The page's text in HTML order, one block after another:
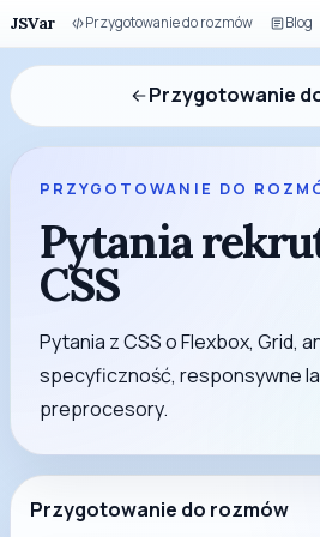
JSVar Przygotowanie do rozmów Blog
Przygotowanie
PRZYGOTOWANIE DO
Pytania
CSS
Pytania z CSS o Flexbox, Grid,
specyficzność, responsywne
preprocesory.
Przygotowanie do rozmów